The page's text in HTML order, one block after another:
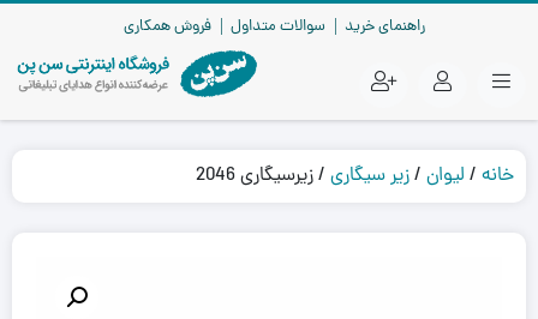
راهنمای خرید سوالات متداول فروش همکاری
خانه / لیوان /زیر سیگاری / زیرسیگاری 2046